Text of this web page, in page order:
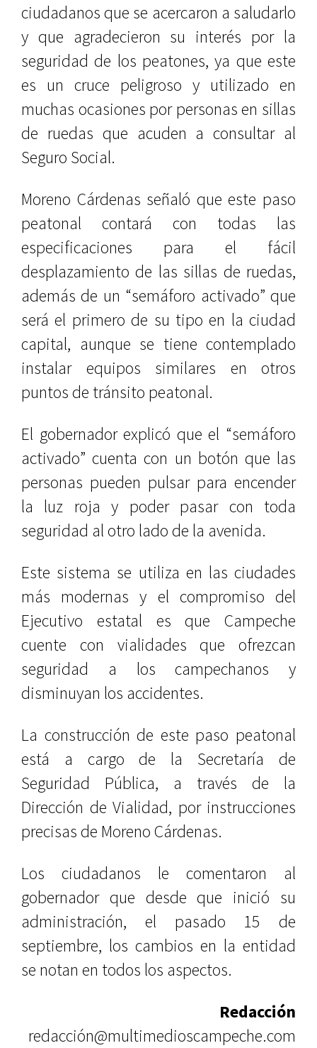
ciudadanos que se acercaron a saludarlo
y que agradecieron su interés por la
seguridad de los peatones, ya que este
es un cruce peligroso y utilizado en
muchas ocasiones por personas en sillas
de ruedas que acuden a consultar al
Seguro Social.
Moreno Cárdenas señaló que este paso
peatonal contará con todas las
especificaciones para el fácil
desplazamiento de las sillas de ruedas,
además de un “semáforo activado” que
será el primero de su tipo en la ciudad
capital, aunque se tiene contemplado
instalar equipos similares en otros
puntos de tránsito peatonal.
El gobernador explicó que el “semáforo
activado” cuenta con un botón que las
personas pueden pulsar para encender
la luz roja y poder pasar con toda
seguridad al otro lado de la avenida.
Este sistema se utiliza en las ciudades
más modernas y el compromiso del
Ejecutivo estatal es que Campeche
cuente con vialidades que ofrezcan
seguridad a los campechanos y
disminuyan los accidentes.
La construcción de este paso peatonal
está a cargo de la Secretaría de
Seguridad Pública, a través de la
Dirección de Vialidad, por instrucciones
precisas de Moreno Cárdenas.
Los ciudadanos le comentaron al
gobernador que desde que inició su
administración, el pasado 15 de
septiembre, los cambios en la entidad
se notan en todos los aspectos.
Redacción
redacción@multimedioscampeche.com